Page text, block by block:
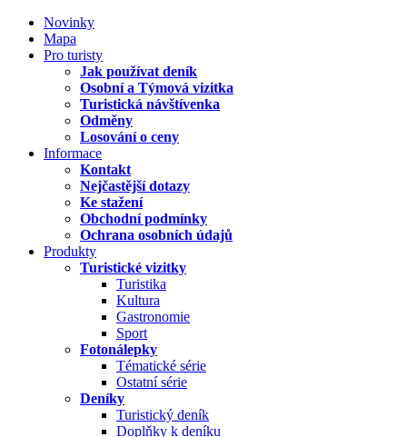
Novinky
Mapa
Pro turisty
Jak používat deník
Osobní a Týmová vizitka
Turistická návštívenka
Odměny
Losování o ceny
Informace
Kontakt
Nejčastější dotazy
Ke stažení
Obchodní podmínky
Ochrana osobních údajů
Produkty
Turistické vizitky
Turistika
Kultura
Gastronomie
Sport
Fotonálepky
Tématické série
Ostatní série
Deníky
Turistický deník
Doplňky k deníku